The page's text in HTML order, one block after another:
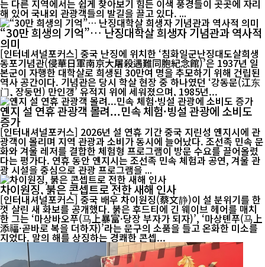
는 다른 지역에서는 쉽게 찾아보기 힘든 이색 풍경들이 곳곳에 자리
해 있어 국내외 관광객들의 발길을 끌고 있다. ...
“30만 희생의 기억”… 난징대학살 희생자 기념관과 역사적
의미
[인터네셔널포커스] 중국 난징에 위치한 ‘침화일군난징대도살희생
동포기념관(侵華日軍南京大屠殺遇難同胞紀念館)’은 1937년 일
본군이 자행한 대학살로 희생된 30만여 명을 추모하기 위해 건립된
역사 공간이다. 기념관은 당시 학살 현장 중 하나였던 ‘강동문(江东
门, 장둥먼) 만인갱’ 유적지 위에 세워졌으며, 1985년...
옌지 설 연휴 관광객 몰려...민속 체험·빙설 관광에 소비도
증가
[인터내셔널포커스] 2026년 설 연휴 기간 중국 지린성 옌지시에 관
광객이 몰리며 지역 관광과 소비가 동시에 늘어났다. 조선족 민속 문
화와 겨울 레저를 결합한 체험형 프로그램이 방문 수요를 끌어올렸
다는 평가다. 연휴 동안 옌지시는 조선족 민속 체험과 공연, 겨울 관
광 시설을 중심으로 관광 프로그램을 ...
차이원징, 붉은 콘셉트로 전한 새해 인사
[인터내셔널포커스] 중국 배우 차이원징(蔡文静)이 설 분위기를 한
껏 살린 새 화보를 공개했다. 붉은 후드티에 긴 웨이브 헤어를 매치
한 그는 ‘마상바오푸(马上暴富·당장 부자가 되자)’, ‘마상톈푸(马上
添福·곧바로 복을 더하자)’라는 문구의 소품을 들고 온화한 미소를
지었다. 말의 해를 상징하는 경쾌한 콘셉...